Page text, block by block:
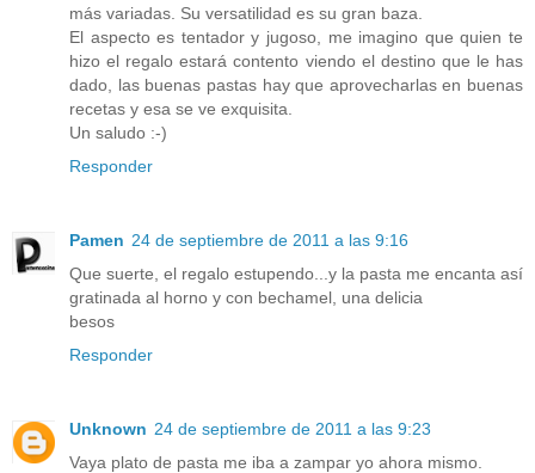
más variadas. Su versatilidad es su gran baza.
El aspecto es tentador y jugoso, me imagino que quien te
hizo el regalo estará contento viendo el destino que le has
dado, las buenas pastas hay que aprovecharlas en buenas
recetas y esa se ve exquisita.
Un saludo :-)
Responder
Pamen 24 de septiembre de 2011 a las 9:16
Que suerte, el regalo estupendo...y la pasta me encanta así
gratinada al horno y con bechamel, una delicia
besos
Responder
Unknown 24 de septiembre de 2011 a las 9:23
Vaya plato de pasta me iba a zampar yo ahora mismo.